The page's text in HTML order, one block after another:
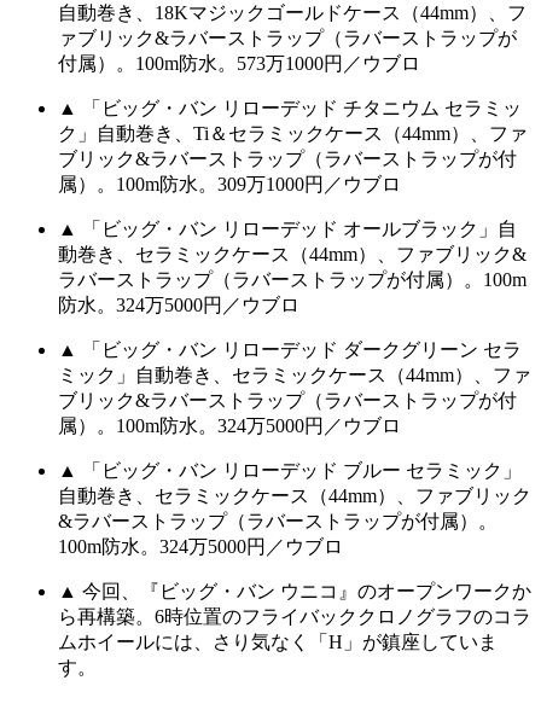
自動巻き、18Kマジックゴールドケース（44mm）、フ
ァブリック&ラバーストラップ（ラバーストラップが
付属）。100m防水。573万1000円／ウブロ
▲ 「ビッグ・バン リローデッド チタニウム セラミッ
ク」自動巻き、Ti＆セラミックケース（44mm）、ファ
ブリック&ラバーストラップ（ラバーストラップが付
属）。100m防水。309万1000円／ウブロ
▲ 「ビッグ・バン リローデッド オールブラック」自
動巻き、セラミックケース（44mm）、ファブリック&
ラバーストラップ（ラバーストラップが付属）。100m
防水。324万5000円／ウブロ
▲ 「ビッグ・バン リローデッド ダークグリーン セラ
ミック」自動巻き、セラミックケース（44mm）、ファ
ブリック&ラバーストラップ（ラバーストラップが付
属）。100m防水。324万5000円／ウブロ
▲ 「ビッグ・バン リローデッド ブルー セラミック」
自動巻き、セラミックケース（44mm）、ファブリック
&ラバーストラップ（ラバーストラップが付属）。
100m防水。324万5000円／ウブロ
▲ 今回、『ビッグ・バン ウニコ』のオープンワークか
ら再構築。6時位置のフライバッククロノグラフのコラ
ムホイールには、さり気なく「H」が鎮座していま
す。